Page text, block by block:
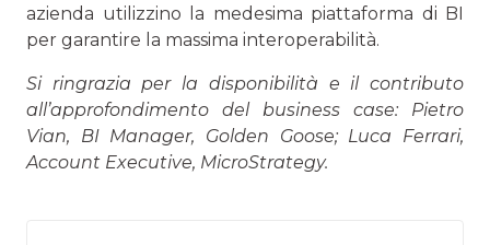
azienda utilizzino la medesima piattaforma di BI
per garantire la massima interoperabilità.
Si ringrazia per la disponibilità e il contributo
all’approfondimento del business case: Pietro
Vian, BI Manager, Golden Goose; Luca Ferrari,
Account Executive, MicroStrategy.